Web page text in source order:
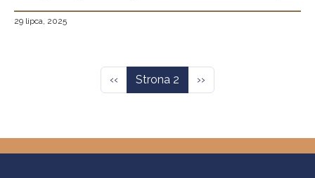
29 lipca, 2025
Poprzednia strona
‹‹ Strona 2 Następna strona
››